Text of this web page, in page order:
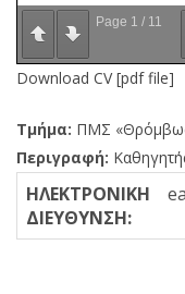
Page 1 / 11
Download CV [pdf file]
Τμήμα: ΠΜΣ
Περιγραφή:
ΗΛΕΚΤΡΟΝΙΚΗ
ΔΙΕΥΘΥΝΣΗ: